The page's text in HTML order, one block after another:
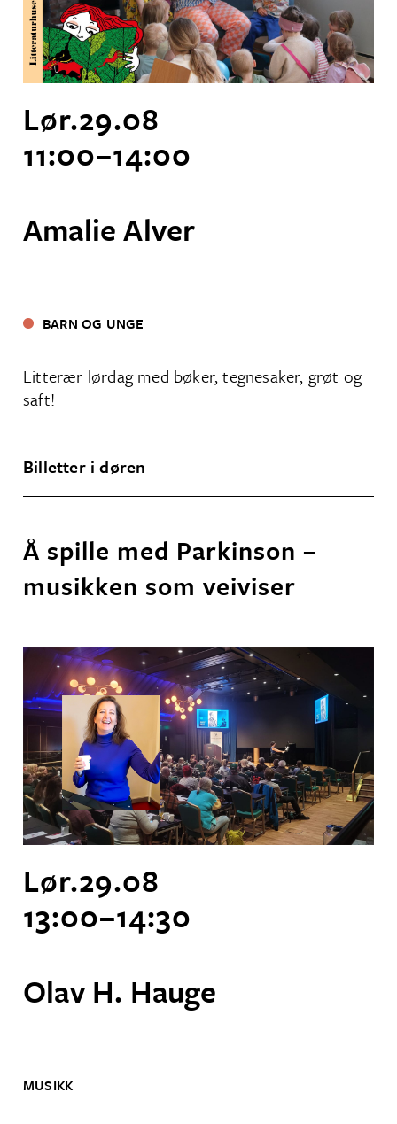
Lør.29.08
11:00–14:00
Amalie Alver
Litterær lørdag med bøker, tegnesaker, grøt og
saft!
Billetter i døren
BARN OG UNGE
Lør.29.08
13:00–14:30
Å spille med Parkinson –
musikken som veiviser
Olav H. Hauge
MUSIKK